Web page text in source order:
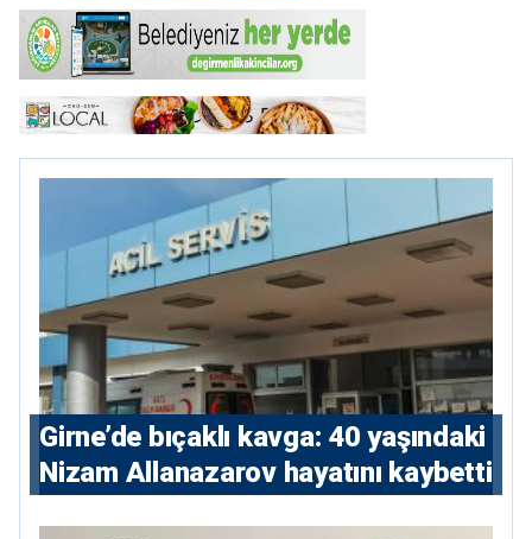
Girne’de bıçaklı kavga: 40 yaşındaki
Nizam Allanazarov hayatını kaybetti